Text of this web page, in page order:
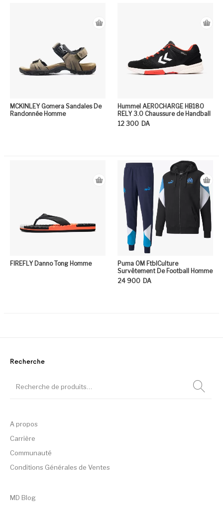
MCKINLEY Gomera Sandales De
Randonnée Homme
Hummel AEROCHARGE HB180
RELY 3.0 Chaussure de Handball
12 300 DA
FIREFLY Danno Tong Homme
Puma OM FtblCulture
Survêtement De Football Homme
24 900 DA
Recherche
A propos
Carrière
Communauté
Conditions Générales de Ventes
MD Blog